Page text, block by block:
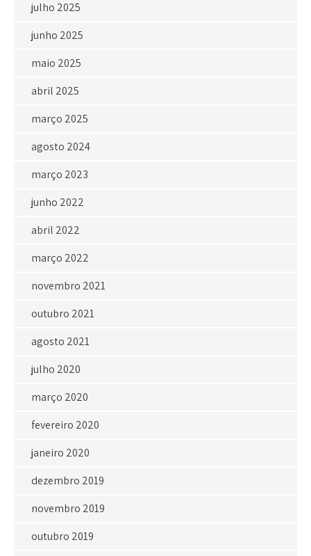
julho 2025
junho 2025
maio 2025
abril 2025
março 2025
agosto 2024
março 2023
junho 2022
abril 2022
março 2022
novembro 2021
outubro 2021
agosto 2021
julho 2020
março 2020
fevereiro 2020
janeiro 2020
dezembro 2019
novembro 2019
outubro 2019